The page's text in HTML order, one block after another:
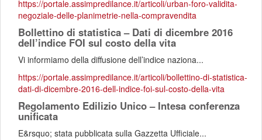
https://portale.assimpredilance.it/articoli/urban-foro-validita-
negoziale-delle-planimetrie-nella-compravendita
Bollettino di statistica – Dati di dicembre 2016
dell’indice FOI sul costo della vita
Vi informiamo della diffusione dell’indice naziona...
https://portale.assimpredilance.it/articoli/bollettino-di-statistica-
dati-di-dicembre-2016-dell-indice-foi-sul-costo-della-vita
Regolamento Edilizio Unico – Intesa conferenza
unificata
E&rsquo; stata pubblicata sulla Gazzetta Ufficiale...